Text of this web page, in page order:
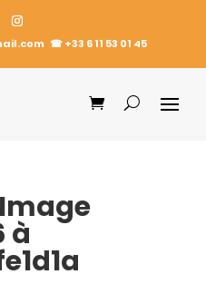
☎︎+33 6 11 53 01 45
à